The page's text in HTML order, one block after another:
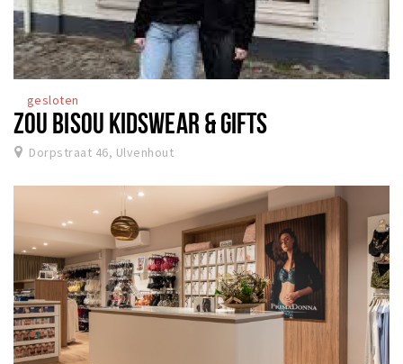
gesloten
ZOU BISOU KIDSWEAR & GIFTS
Dorpstraat 46, Ulvenhout